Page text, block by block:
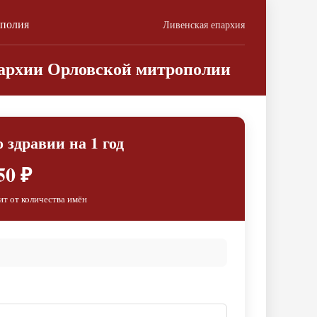
Ливенская епархия
Орловской митрополии
на 1 год
₽
от количества имён